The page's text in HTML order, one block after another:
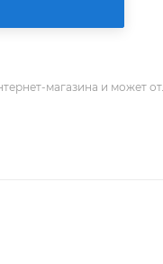
магазина и может